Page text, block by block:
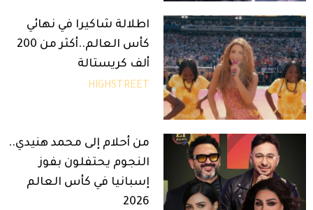
اطلالة شاكيرا في نهائي
كأس العالم..أكثر من 200
ألف كريستالة
HIGHSTREET
من أحلام إلى محمد هنيدي..
النجوم يحتفلون بفوز
إسبانيا في كأس العالم
2026